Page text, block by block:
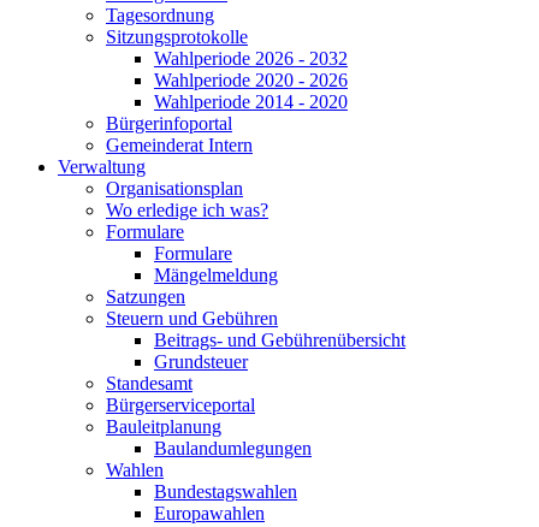
Tagesordnung
Sitzungsprotokolle
Wahlperiode 2026 - 2032
Wahlperiode 2020 - 2026
Wahlperiode 2014 - 2020
Bürgerinfoportal
Gemeinderat Intern
Verwaltung
Organisationsplan
Wo erledige ich was?
Formulare
Formulare
Mängelmeldung
Satzungen
Steuern und Gebühren
Beitrags- und Gebührenübersicht
Grundsteuer
Standesamt
Bürgerserviceportal
Bauleitplanung
Baulandumlegungen
Wahlen
Bundestagswahlen
Europawahlen